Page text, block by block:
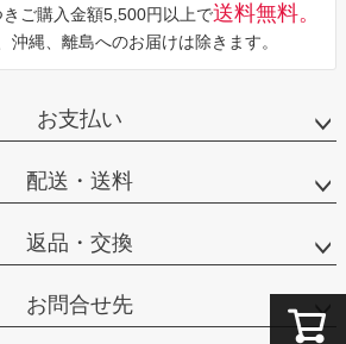
ご購入金額5,500円以上で送料無料。
沖縄、離島へのお届けは除きます。
お支払い
配送・送料
返品・交換
お問合せ先